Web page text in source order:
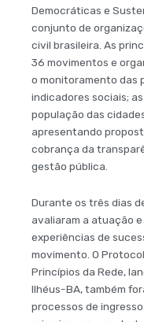
Democráticas e
conjunto de
civil brasileira. As
36 movimentos e
o monitoramento das
indicadores sociais;
população das
apresentando
cobrança da
gestão pública.
Durante os três dias
avaliaram a atuação
experiências de
movimento. O
Princípios da Rede,
Ilhéus-BA, também
processos de